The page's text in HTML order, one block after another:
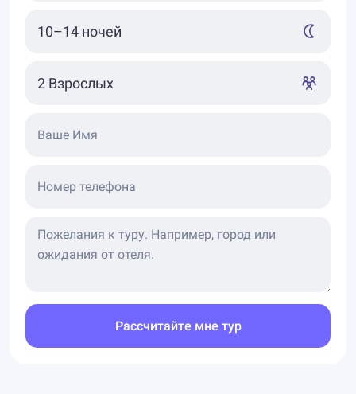
Ваше Имя
Номер телефона
Рассчитайте мне тур